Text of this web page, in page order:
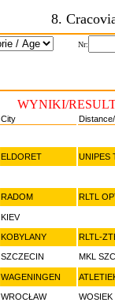
8.
Nr:
WYNIKI/
City Distance/
ELDORET UNIPES
RADOM RLTL
KIEV
KOBYLANY RLTL-
SZCZECIN MKL
WAGENINGEN
WROCŁAW WOSIEK